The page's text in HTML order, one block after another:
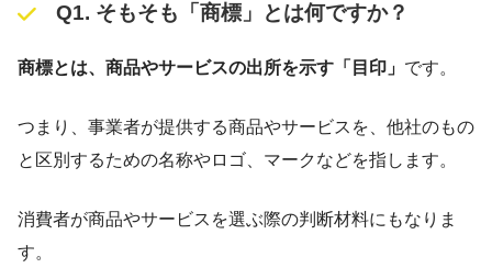
Q1. そもそも「商標」とは何ですか？
商標とは、商品やサービスの出所を示す「目印」 です。
つまり、事業者が提供する商品やサービスを、他社のもの
と区別するための名称やロゴ、マークなどを指します。
消費者が商品やサービスを選ぶ際の判断材料にもなりま
す。